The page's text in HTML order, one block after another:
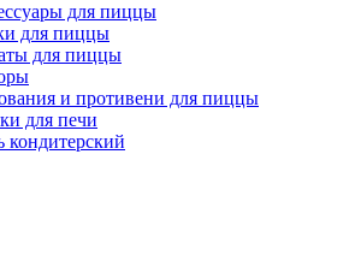
для пиццы
для пиццы
для пиццы
и противени для пиццы
для печи
кондитерский